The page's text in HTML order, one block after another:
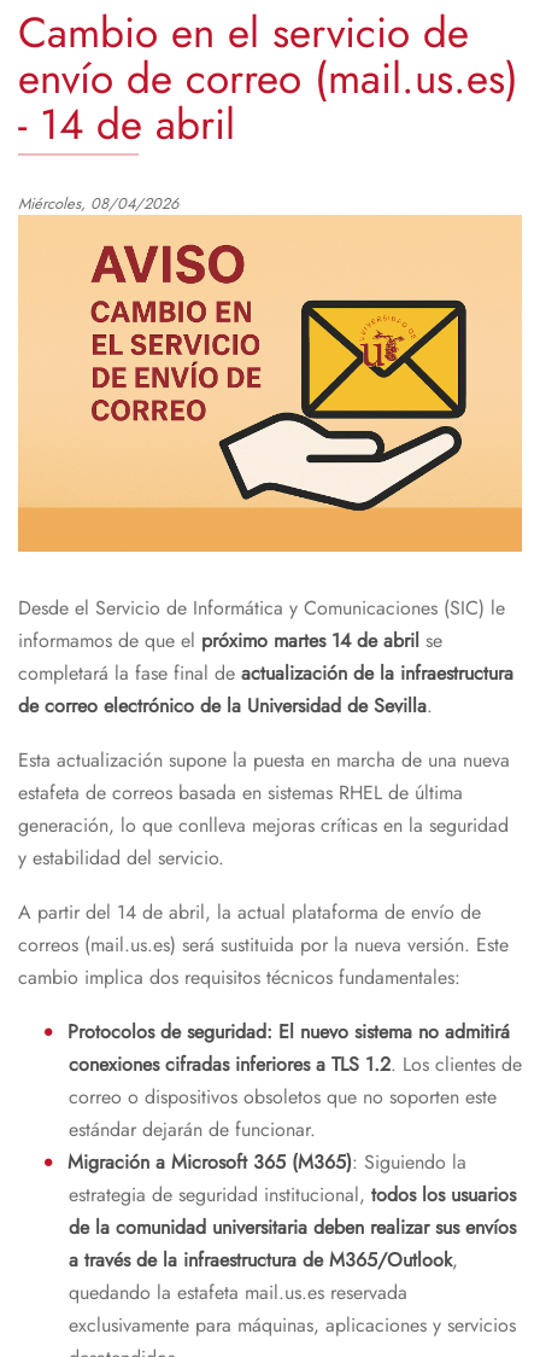
Cambio en el servicio de
envío de correo (mail.us.es)
- 14 de abril
Miércoles, 08/04/2026
Desde el Servicio de Informática y Comunicaciones (SIC) le
informamos de que el próximo martes 14 de abril se
completará la fase final de actualización de la infraestructura
de correo electrónico de la Universidad de Sevilla.
Esta actualización supone la puesta en marcha de una nueva
estafeta de correos basada en sistemas RHEL de última
generación, lo que conlleva mejoras críticas en la seguridad
y estabilidad del servicio.
A partir del 14 de abril, la actual plataforma de envío de
correos (mail.us.es) será sustituida por la nueva versión. Este
cambio implica dos requisitos técnicos fundamentales:
Protocolos de seguridad: El nuevo sistema no admitirá
conexiones cifradas inferiores a TLS 1.2. Los clientes de
correo o dispositivos obsoletos que no soporten este
estándar dejarán de funcionar.
Migración a Microsoft 365 (M365): Siguiendo la
estrategia de seguridad institucional, todos los usuarios
de la comunidad universitaria deben realizar sus envíos
a través de la infraestructura de M365/Outlook,
quedando la estafeta mail.us.es reservada
exclusivamente para máquinas, aplicaciones y servicios